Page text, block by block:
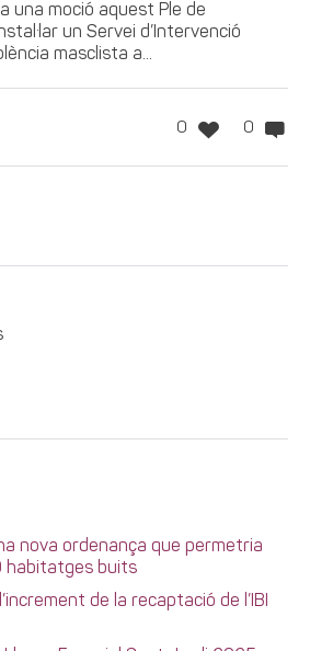
una moció aquest Ple de
un Servei d’Intervenció
masclista a...
0 0
nova ordenança que permetria
habitatges buits
de la recaptació de l’IBI